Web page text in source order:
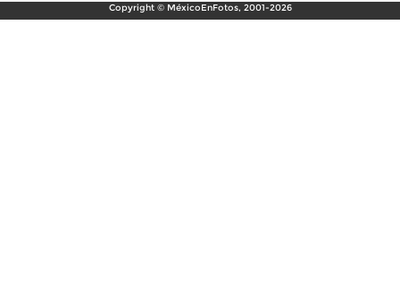
Copyright © MéxicoEnFotos, 2001-2026